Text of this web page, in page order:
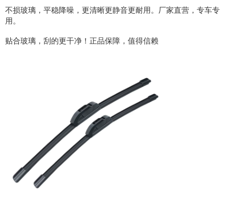
不损玻璃，平稳降噪，更清晰更静音更耐用。厂家直营，专车专
用。
贴合玻璃，刮的更干净！正品保障，值得信赖